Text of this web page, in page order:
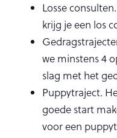
Losse
krijg je een los
we minstens 4
slag met het
Puppytraject.
goede start
voor een